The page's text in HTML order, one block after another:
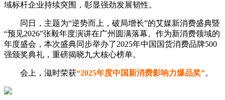
域标杆企业持续突围，彰显强劲发展韧性。
同日，主题为“逆势而上，破局增长”的艾媒新消费盛典暨
“预见2026”张毅年度演讲在广州圆满落幕。作为新消费领域的
年度盛会，本次盛典同步举办了2025年中国国货消费品牌500
强颁奖典礼，重磅揭晓九大核心榜单。
会上，滋时荣获“2025年度中国新消费影响力爆品奖”。